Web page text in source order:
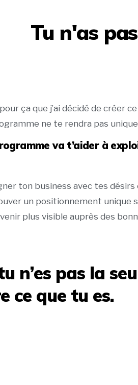
Tu n'as
pour ça que j’ai décidé de créer
ne te rendra pas
va t’aider à
ton business avec tes
un positionnement unique
plus visible auprès des
n’es pas la
ce que tu es.